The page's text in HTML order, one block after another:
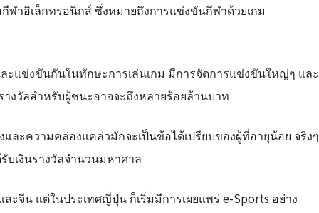
าอิเล็กทรอนิกส์ ซึ่งหมายถึงการแข่งขันกีฬาด้วยเกม
ะแข่งขันกันในทักษะการเล่นเกม มีการจัดการแข่งขันใหญ่ๆ และ
งวัลสำหรับผู้ชนะอาจจะถึงหลายร้อยล้านบาท
ละความคล่องแคล่วมักจะเป็นข้อได้เปรียบของผู้ที่อายุน้อย จริงๆ
บเงินรางวัลจำนวนมหาศาล
ะจีน แต่ในประเทศญี่ปุ่น ก็เริ่มมีการเผยแพร่ e-Sports อย่าง